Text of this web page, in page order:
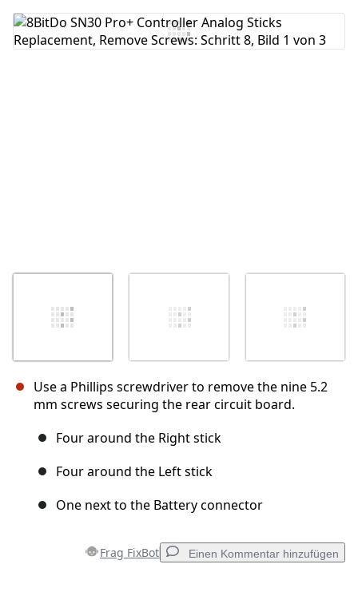
Kommentar hinzufügen
Use a Phillips screwdriver to remove the nine 5.2
mm screws securing the rear circuit board.
Four around the Right stick
Four around the Left stick
One next to the Battery connector
Frag FixBot Einen Kommentar hinzufügen